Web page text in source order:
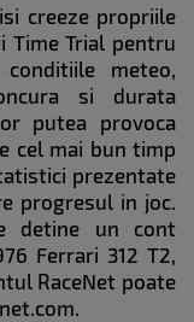
creeze propriile
Time Trial pentru
meteo,
si durata
putea provoca
cel mai bun timp
prezentate
progresul in joc.
detine un cont
Ferrari 312 T2,
RaceNet poate